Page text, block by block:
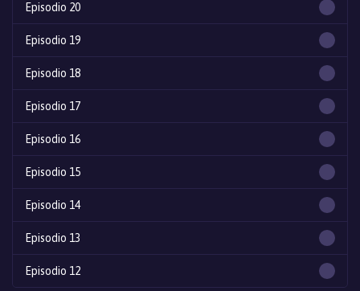
Episodio 20
Episodio 19
Episodio 18
Episodio 17
Episodio 16
Episodio 15
Episodio 14
Episodio 13
Episodio 12